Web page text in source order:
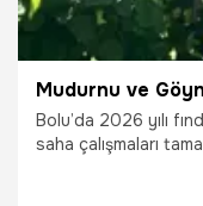
Bolu’da 2026 yılı
saha çalışmaları